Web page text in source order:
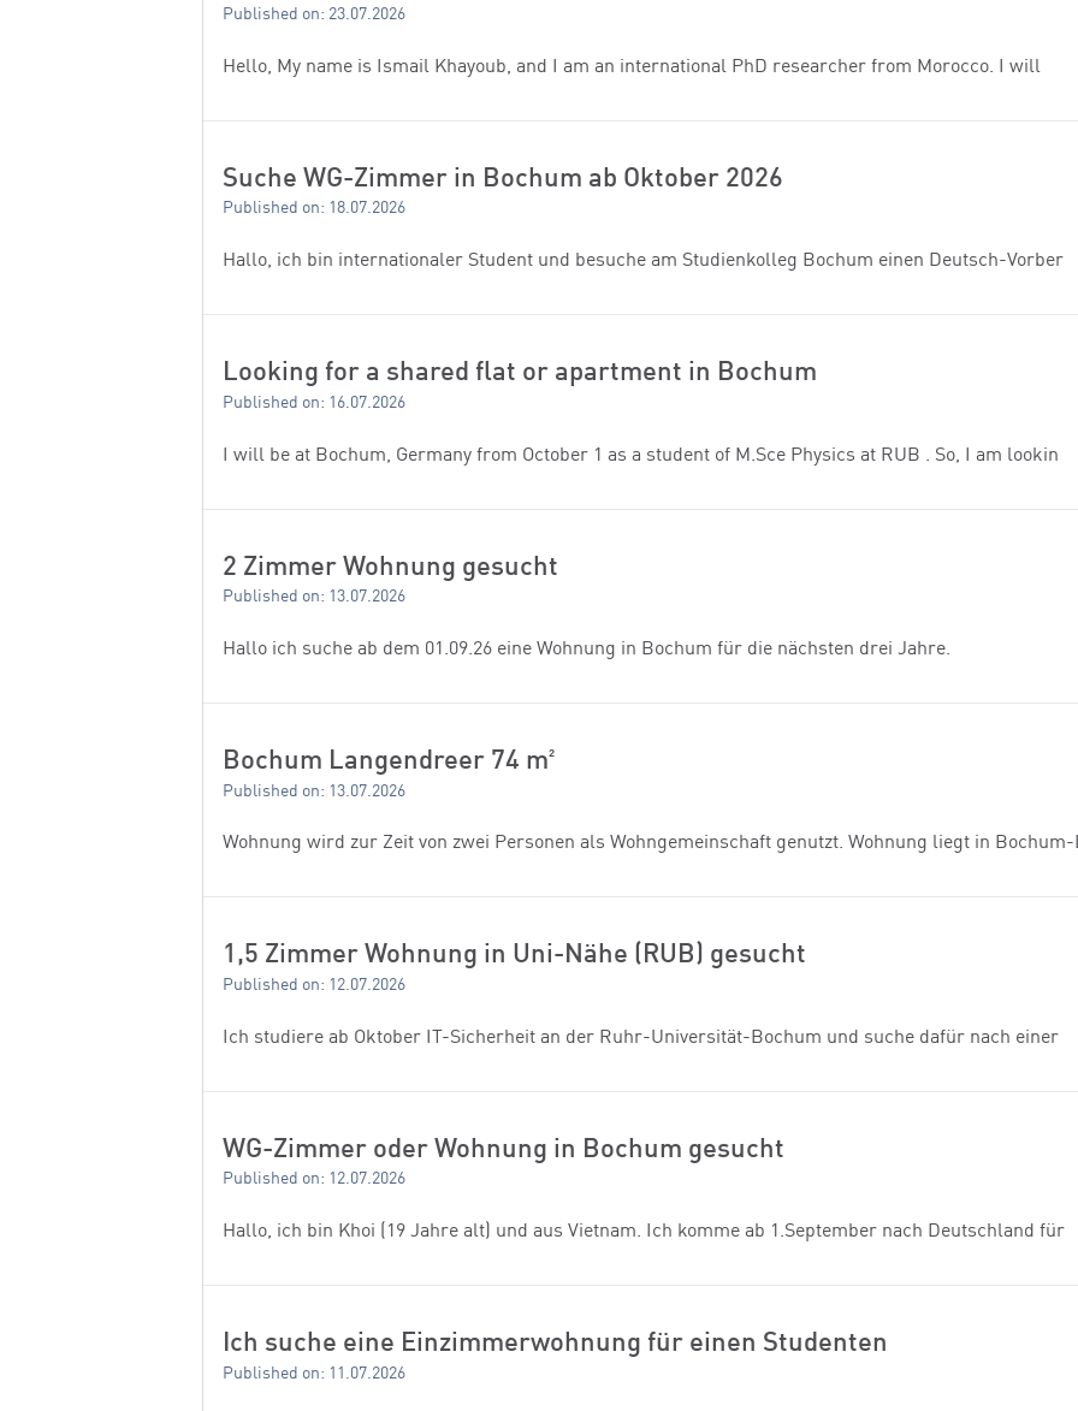
Published on: 23.07.2026
Hello, My name is Ismail Khayoub, and I am an international PhD researcher from Morocco. I will
Suche WG-Zimmer in Bochum ab Oktober 2026
Published on: 18.07.2026
Hallo, ich bin internationaler Student und besuche am Studienkolleg Bochum einen Deutsch-Vorber
Looking for a shared flat or apartment in Bochum
Published on: 16.07.2026
I will be at Bochum, Germany from October 1 as a student of M.Sce Physics at RUB . So, I am lookin
2 Zimmer Wohnung gesucht
Published on: 13.07.2026
Hallo ich suche ab dem 01.09.26 eine Wohnung in Bochum für die nächsten drei Jahre.
Bochum Langendreer 74 m²
Published on: 13.07.2026
Wohnung wird zur Zeit von zwei Personen als Wohngemeinschaft genutzt. Wohnung liegt in
1,5 Zimmer Wohnung in Uni-Nähe (RUB) gesucht
Published on: 12.07.2026
Ich studiere ab Oktober IT-Sicherheit an der Ruhr-Universität-Bochum und suche dafür nach einer
WG-Zimmer oder Wohnung in Bochum gesucht
Published on: 12.07.2026
Hallo, ich bin Khoi (19 Jahre alt) und aus Vietnam. Ich komme ab 1.September nach Deutschland für
Ich suche eine Einzimmerwohnung für einen Studenten
Published on: 11.07.2026